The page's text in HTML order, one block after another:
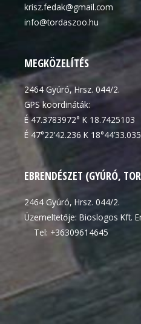
krisz.fedak@gmail.com
info@tordaszoo.hu
MEGKÖZELÍTÉS
2464 Gyúró, Hrsz. 044/2.
GPS koordináták:
É 47.3783972° K 18.7425103
É 47°22’42.236 K 18°44’33.035
EBRENDÉSZET (GYÚRÓ,
2464 Gyúró, Hrsz. 044/2.
Üzemeltetője: Bioslogos Kft.
Tel: +36309614645